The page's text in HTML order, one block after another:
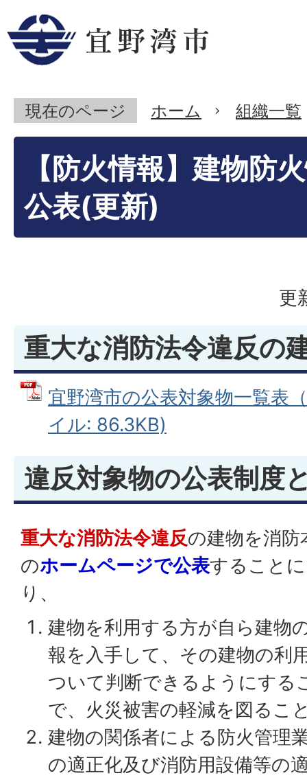
現在のページ ホーム 組織一覧
【防火情報】建物防
公表(更新)
更
重大な消防法令違反の
宜野湾市の公表対象物一覧表
イル: 86.3KB)
違反対象物の公表制度
重大な消防法令違反の建物を消防
のホームページで公表すること
り、
建物を利用する方が自ら建物
報を入手して、その建物の利
ついて判断できるようにする
で、火災被害の軽減を図るこ
建物の関係者による防火管理
の適正化及び消防用設備等の